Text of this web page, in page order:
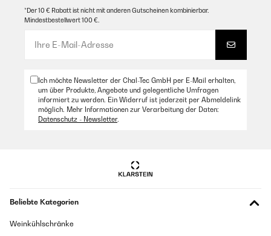
*Der 10 € Rabatt ist nicht mit anderen Gutscheinen kombinierbar.
Mindestbestellwert 100 €.
Ich möchte Newsletter der Chal-Tec GmbH per E-Mail erhalten,
um über Produkte, Angebote und gelegentliche Umfragen
informiert zu werden. Ein Widerruf ist jederzeit per Abmeldelink
möglich. Mehr Informationen zur Verarbeitung der Daten:
Datenschutz - Newsletter.
Beliebte Kategorien
Weinkühlschränke